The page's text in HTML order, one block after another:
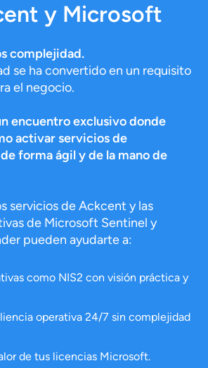
y Microsoft
complejidad.
se ha convertido en un requisito
el negocio.
encuentro exclusivo donde
activar servicios de
forma ágil y de la mano de
servicios de Ackcent y las
de Microsoft Sentinel y
pueden ayudarte a:
como NIS2 con visión práctica y
operativa 24/7 sin complejidad
de tus licencias Microsoft.